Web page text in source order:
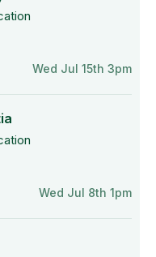
Wed Jul 15th 3pm
Wed Jul 8th 1pm